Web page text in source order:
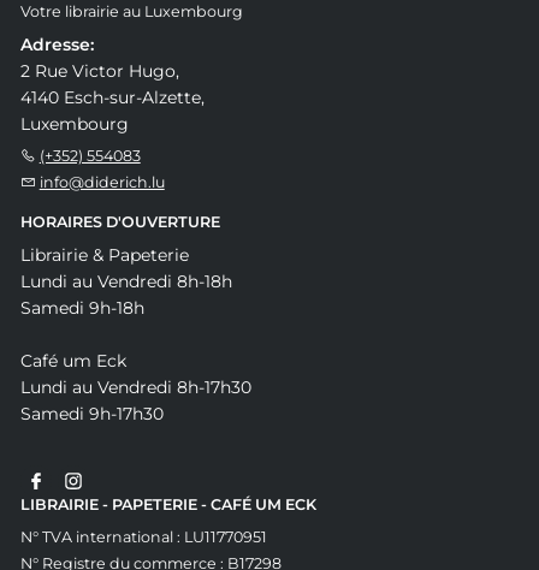
Votre librairie au Luxembourg
Adresse:
2 Rue Victor Hugo,
4140 Esch-sur-Alzette,
Luxembourg
(+352) 554083
info@diderich.lu
HORAIRES D'OUVERTURE
Librairie & Papeterie
Lundi au Vendredi 8h-18h
Samedi 9h-18h
Café um Eck
Lundi au Vendredi 8h-17h30
Samedi 9h-17h30
LIBRAIRIE - PAPETERIE - CAFÉ UM ECK
N° TVA international : LU11770951
N° Registre du commerce : B17298